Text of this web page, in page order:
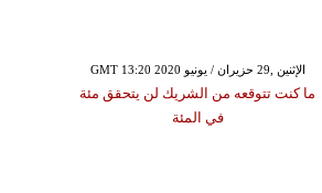
GMT 13:20 2020 الإثنين ,29 حزيران / يونيو
ما كنت تتوقعه من الشريك لن يتحقق مئة
في المئة